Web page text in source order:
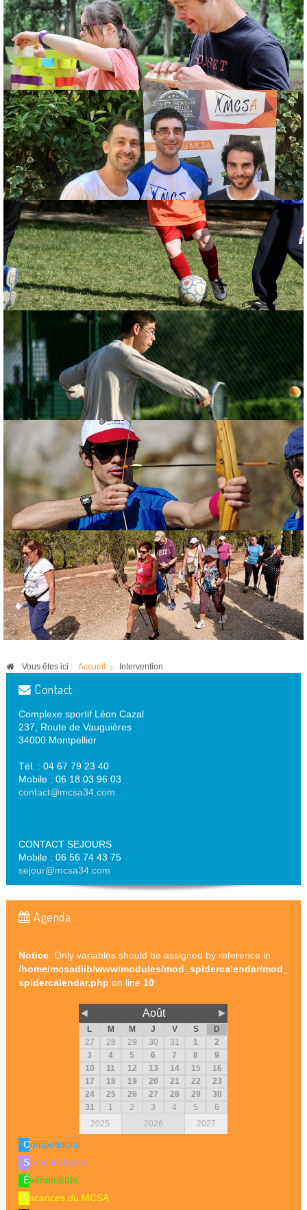
Vous êtes ici : Accueil Intervention
Contact
Complexe sportif Léon Cazal
237, Route de Vauguières
34000 Montpellier
Tél. : 04 67 79 23 40
Mobile : 06 18 03 96 03
contact@mcsa34.com
CONTACT SEJOURS
Mobile : 06 56 74 43 75
sejour@mcsa34.com
Agenda
Notice: Only variables should be assigned by reference in
/home/mcsadiib/www/modules/mod_spidercalendar/mod_
spidercalendar.php on line 10
◄ Août ►
L M M J V S
D
27
28 29 30 31 1
2
3
4 5 6 7 8
9
10
11 12 13 14 15
16
17
18 19 20 21 22
23
24
25 26 27 28 29
30
31
1 2 3 4 5
6
2025
2026 2027
Compétitions
Sortie inclusive
Évènements
Vacances du MCSA